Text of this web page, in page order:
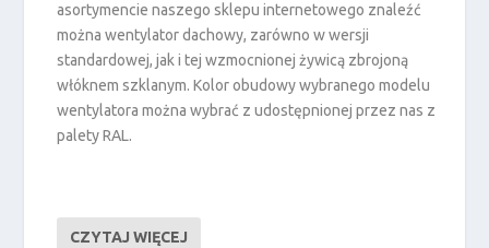
asortymencie naszego sklepu internetowego znaleźć
można wentylator dachowy, zarówno w wersji
standardowej, jak i tej wzmocnionej żywicą zbrojoną
włóknem szklanym. Kolor obudowy wybranego modelu
wentylatora można wybrać z udostępnionej przez nas z
palety RAL.
CZYTAJ WIĘCEJ